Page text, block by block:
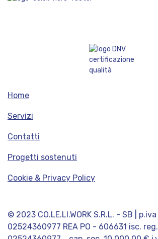
Home
Servizi
Contatti
Progetti sostenuti
Cookie & Privacy Policy
© 2023 CO.LE.LI.WORK S.R.L. - SB |
02524360977 REA PO - 606631 isc.